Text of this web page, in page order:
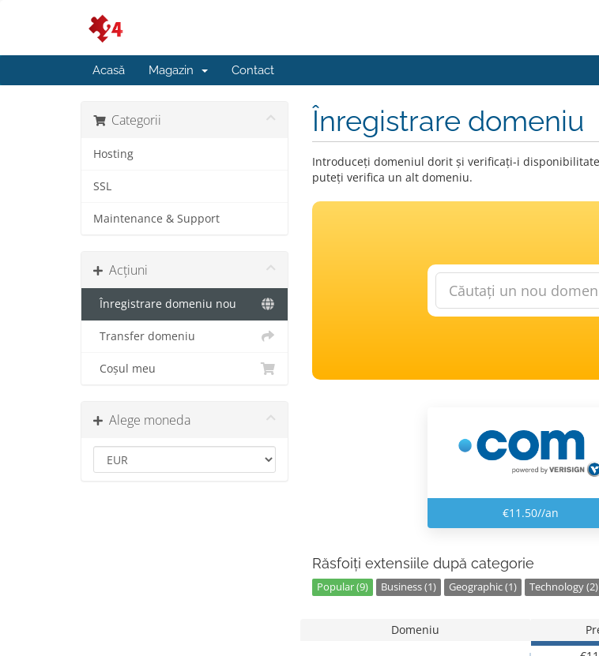
Acasă Magazin Contact
Categorii
Hosting
SSL
Maintenance & Support
Acțiuni
Înregistrare domeniu nou
Transfer domeniu
Coșul meu
Alege moneda
Înregistrare domeniu
Introduceți domeniul dorit și verificați-i
puteți verifica un alt domeniu.
€11.50//an
Răsfoiți extensiile după categorie
Popular (9) Business (1) Geographic (1) Technology (2)
Domeniu